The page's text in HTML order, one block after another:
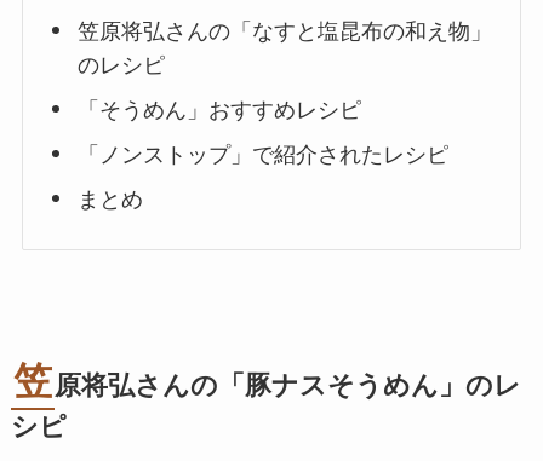
笠原将弘さんの「なすと塩昆布の和え物」
のレシピ
「そうめん」おすすめレシピ
「ノンストップ」で紹介されたレシピ
まとめ
笠原将弘さんの「豚ナスそうめん」のレ
シピ